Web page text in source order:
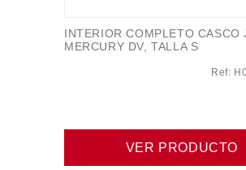
INTERIOR COMPLETO CASCO
MERCURY DV, TALLA S
Ref:
VER PRODUCTO